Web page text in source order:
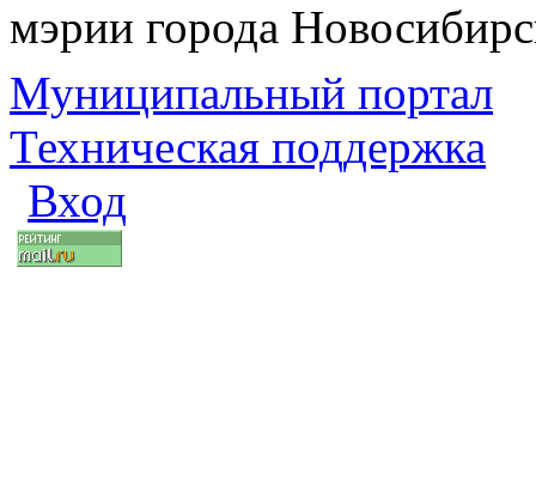
мэрии города
Муниципальный портал
Техническая поддержка
Вход